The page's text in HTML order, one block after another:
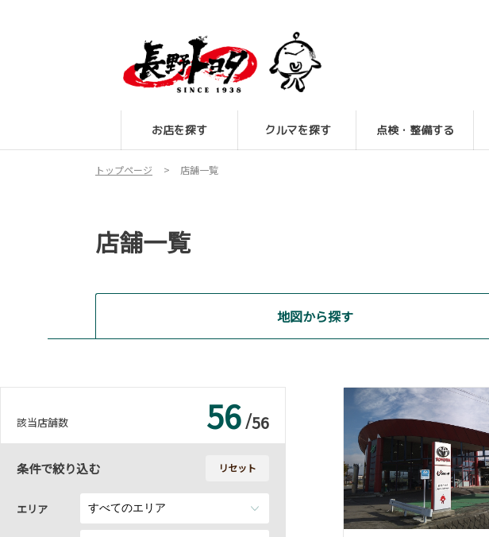
お店を探す クルマを探す 点検・整備する
トップページ 店舗一覧
店舗一覧
地図から探す
該当店舗数 56 /56
条件で絞り込む リセット
エリア